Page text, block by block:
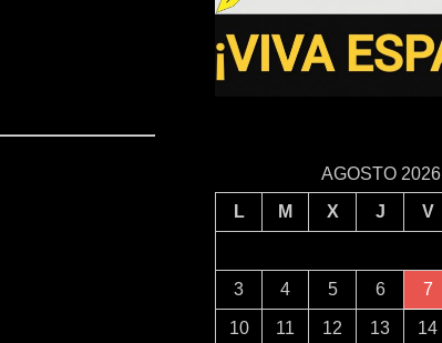
AGOSTO 2026
L
M X J V
3 4 5 6 7
10 11 12 13 14